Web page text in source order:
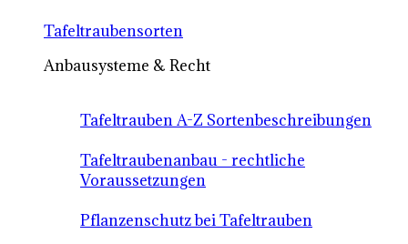
Tafeltraubensorten
Anbausysteme & Recht
Tafeltrauben A-Z Sortenbeschreibungen
Tafeltraubenanbau - rechtliche
Voraussetzungen
Pflanzenschutz bei Tafeltrauben